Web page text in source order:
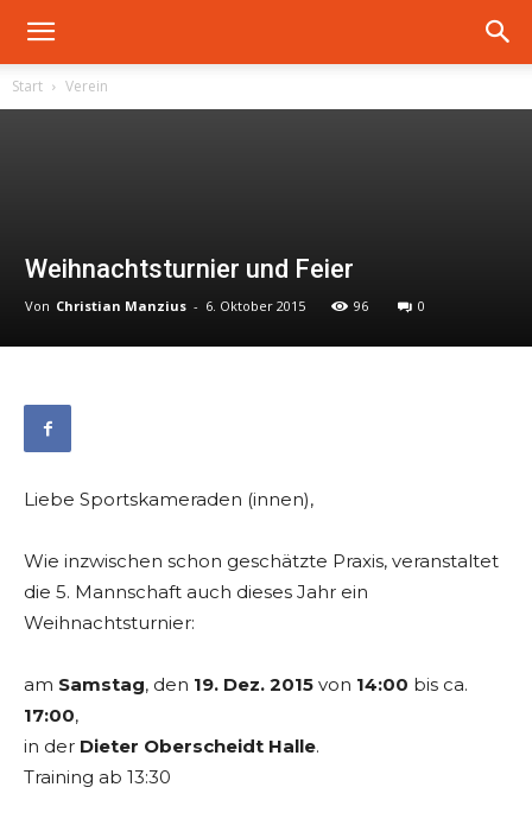
Start Verein
Weihnachtsturnier und Feier
Von Christian Manzius - 6. Oktober 2015 96 0
Liebe Sportskameraden (innen),
Wie inzwischen schon geschätzte Praxis, veranstaltet
die 5. Mannschaft auch dieses Jahr ein
Weihnachtsturnier:
am Samstag, den 19. Dez. 2015 von 14:00 bis ca.
17:00,
in der Dieter Oberscheidt Halle.
Training ab 13:30